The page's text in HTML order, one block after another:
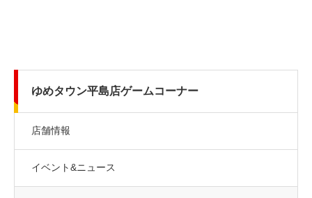
ゆめタウン平島店ゲームコーナー
店舗情報
イベント&ニュース